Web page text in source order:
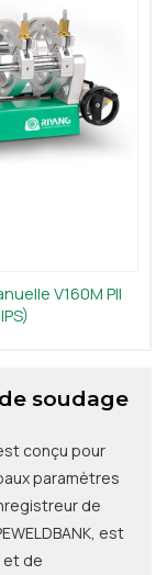
V160M PII
soudage
conçu pour
paramètres
de
est
et de